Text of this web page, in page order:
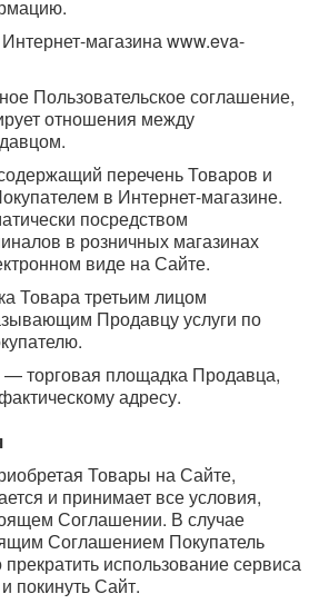
магазина www.eva-
Пользовательское соглашение,
отношения между
перечень Товаров и
в Интернет-магазине.
посредством
в розничных магазинах
виде на Сайте.
Товара третьим лицом
Продавцу услуги по
— торговая площадка Продавца,
адресу.
Товары на Сайте,
и принимает все условия,
Соглашении. В случае
Соглашением Покупатель
использование сервиса
покинуть Сайт.